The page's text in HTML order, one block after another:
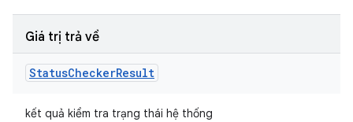
Giá trị trả về
StatusCheckerResult
kết quả kiểm tra trạng thái hệ thống